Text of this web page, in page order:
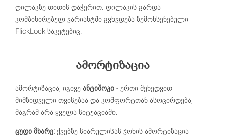
ღილაკზე თითის დაჭერით. ღილაკის გარდა
კომბინირებულ ვარიანტში გვხვდება ზემოხსენებული
FlickLock საკეტებიც.
ამორტიზაცია
ამორტიზაცია, იგივე ანტიშოკი - ერთი შეხედვით
მიმზიდველი თვისებაა და კომფორტთან ასოცირდება,
მაგრამ არა ყველა სიტუაციაში.
ცუდი მხარე: ქვებზე სიარულისას ჯოხის ამორტიზაცია